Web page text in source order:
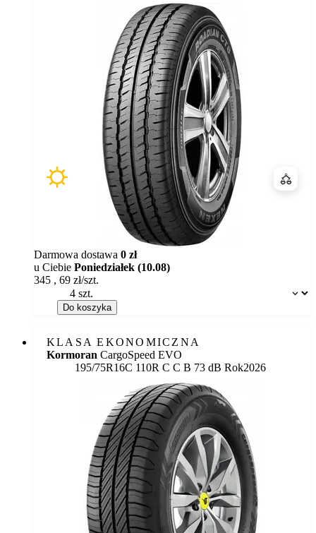
Dostępność:
Darmowa dostawa 0 zł
u Ciebie Poniedziałek (10.08)
345 , 69 zł/szt.
Do koszyka
KLASA EKONOMICZNA
Kormoran CargoSpeed EVO
195/75R16C 110R Etykieta:
C C B 73 dB Rok2026